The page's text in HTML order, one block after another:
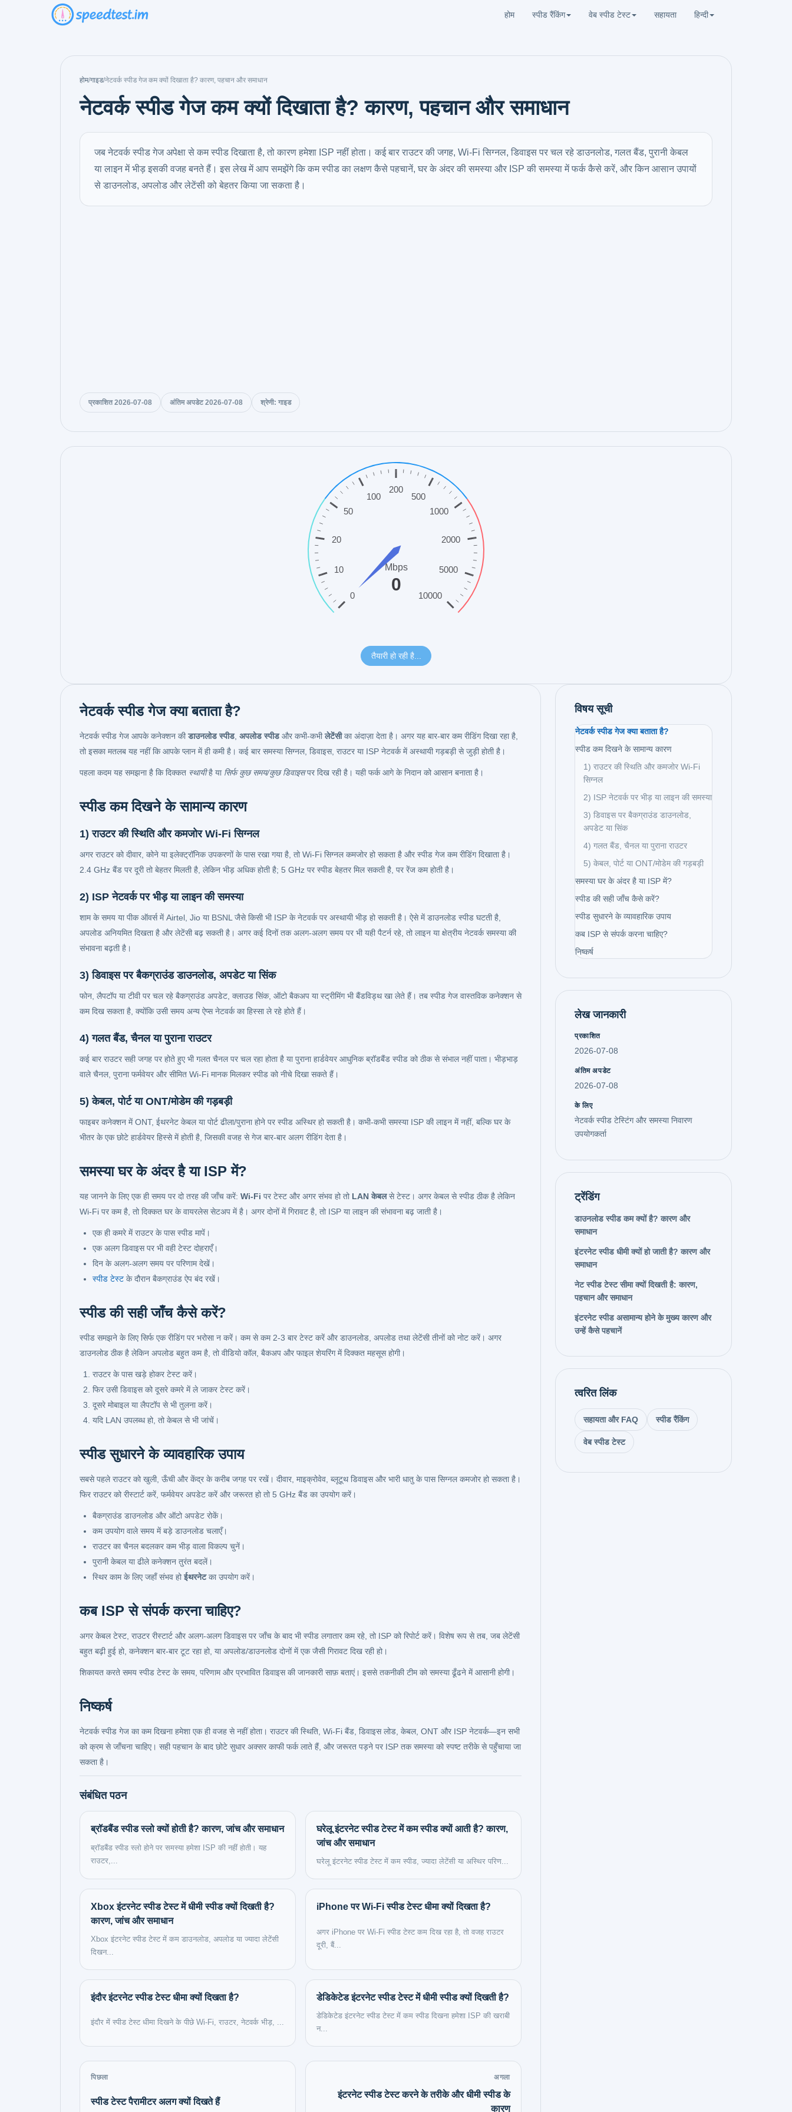
होम स्पीड रैंकिंग वेब स्पीड टेस्ट सहायता हिन्दी
होम/गाइड/नेटवर्क स्पीड गेज कम क्यों दिखाता है? कारण, पहचान और समाधान
नेटवर्क स्पीड गेज कम क्यों दिखाता है? कारण, पहचान और समाधान
जब नेटवर्क स्पीड गेज अपेक्षा से कम स्पीड दिखाता है, तो कारण हमेशा ISP नहीं होता। कई बार राउटर की जगह, Wi‑Fi सिग्नल, डिवाइस पर चल रहे डाउनलोड, गलत बैंड, पुरानी केबल
या लाइन में भीड़ इसकी वजह बनते हैं। इस लेख में आप समझेंगे कि कम स्पीड का लक्षण कैसे पहचानें, घर के अंदर की समस्या और ISP की समस्या में फर्क कैसे करें, और किन आसान उपायों
से डाउनलोड, अपलोड और लेटेंसी को बेहतर किया जा सकता है।
प्रकाशित 2026-07-08 अंतिम अपडेट 2026-07-08 श्रेणी: गाइड
नेटवर्क स्पीड गेज क्या बताता है?
नेटवर्क स्पीड गेज आपके कनेक्शन कीडाउनलोड स्पीड, अपलोड स्पीडऔर कभी-कभीलेटेंसीका अंदाज़ा देता है। अगर यह बार-बार कम रीडिंग दिखा रहा है,
तो इसका मतलब यह नहीं कि आपके प्लान में ही कमी है। कई बार समस्या सिग्नल, डिवाइस, राउटर या ISP नेटवर्क में अस्थायी गड़बड़ी से जुड़ी होती है।
पहला कदम यह समझना है कि दिक्कत स्थायीहै या सिर्फ कुछ समय/कुछ डिवाइसपर दिख रही है। यही फर्क आगे के निदान को आसान बनाता है।
स्पीड कम दिखने के सामान्य कारण
1) राउटर की स्थिति और कमजोर Wi‑Fi सिग्नल
अगर राउटर को दीवार, कोने या इलेक्ट्रॉनिक उपकरणों के पास रखा गया है, तो Wi‑Fi सिग्नल कमजोर हो सकता है और स्पीड गेज कम रीडिंग दिखाता है।
2.4 GHz बैंड पर दूरी तो बेहतर मिलती है, लेकिन भीड़ अधिक होती है; 5 GHz पर स्पीड बेहतर मिल सकती है, पर रेंज कम होती है।
2) ISP नेटवर्क पर भीड़ या लाइन की समस्या
शाम के समय या पीक ऑवर्स में Airtel, Jio या BSNL जैसे किसी भी ISP के नेटवर्क पर अस्थायी भीड़ हो सकती है। ऐसे में डाउनलोड स्पीड घटती है,
अपलोड अनियमित दिखता है और लेटेंसी बढ़ सकती है। अगर कई दिनों तक अलग-अलग समय पर भी यही पैटर्न रहे, तो लाइन या क्षेत्रीय नेटवर्क समस्या की
संभावना बढ़ती है।
3) डिवाइस पर बैकग्राउंड डाउनलोड, अपडेट या सिंक
फोन, लैपटॉप या टीवी पर चल रहे बैकग्राउंड अपडेट, क्लाउड सिंक, ऑटो बैकअप या स्ट्रीमिंग भी बैंडविड्थ खा लेते हैं। तब स्पीड गेज वास्तविक कनेक्शन से
कम दिख सकता है, क्योंकि उसी समय अन्य ऐप्स नेटवर्क का हिस्सा ले रहे होते हैं।
4) गलत बैंड, चैनल या पुराना राउटर
कई बार राउटर सही जगह पर होते हुए भी गलत चैनल पर चल रहा होता है या पुराना हार्डवेयर आधुनिक ब्रॉडबैंड स्पीड को ठीक से संभाल नहीं पाता। भीड़भाड़
वाले चैनल, पुराना फर्मवेयर और सीमित Wi‑Fi मानक मिलकर स्पीड को नीचे दिखा सकते हैं।
5) केबल, पोर्ट या ONT/मोडेम की गड़बड़ी
फाइबर कनेक्शन में ONT, ईथरनेट केबल या पोर्ट ढीला/पुराना होने पर स्पीड अस्थिर हो सकती है। कभी-कभी समस्या ISP की लाइन में नहीं, बल्कि घर के
भीतर के एक छोटे हार्डवेयर हिस्से में होती है, जिसकी वजह से गेज बार-बार अलग रीडिंग देता है।
समस्या घर के अंदर है या ISP में?
यह जानने के लिए एक ही समय पर दो तरह की जाँच करें: Wi‑Fi पर टेस्ट और अगर संभव हो तो LAN केबलसे टेस्ट। अगर केबल से स्पीड ठीक है लेकिन
Wi‑Fi पर कम है, तो दिक्कत घर के वायरलेस सेटअप में है। अगर दोनों में गिरावट है, तो ISP या लाइन की संभावना बढ़ जाती है।
एक ही कमरे में राउटर के पास स्पीड मापें।
एक अलग डिवाइस पर भी वही टेस्ट दोहराएँ।
दिन के अलग-अलग समय पर परिणाम देखें।
स्पीड टेस्ट के दौरान बैकग्राउंड ऐप बंद रखें।
स्पीड की सही जाँच कैसे करें?
स्पीड समझने के लिए सिर्फ एक रीडिंग पर भरोसा न करें। कम से कम 2-3 बार टेस्ट करें और डाउनलोड, अपलोड तथा लेटेंसी तीनों को नोट करें। अगर
डाउनलोड ठीक है लेकिन अपलोड बहुत कम है, तो वीडियो कॉल, बैकअप और फाइल शेयरिंग में दिक्कत महसूस होगी।
राउटर के पास खड़े होकर टेस्ट करें।
फिर उसी डिवाइस को दूसरे कमरे में ले जाकर टेस्ट करें।
दूसरे मोबाइल या लैपटॉप से भी तुलना करें।
यदि LAN उपलब्ध हो, तो केबल से भी जांचें।
स्पीड सुधारने के व्यावहारिक उपाय
सबसे पहले राउटर को खुली, ऊँची और केंद्र के करीब जगह पर रखें। दीवार, माइक्रोवेव, ब्लूटूथ डिवाइस और भारी धातु के पास सिग्नल कमजोर हो सकता है।
फिर राउटर को रीस्टार्ट करें, फर्मवेयर अपडेट करें और जरूरत हो तो 5 GHz बैंड का उपयोग करें।
बैकग्राउंड डाउनलोड और ऑटो अपडेट रोकें।
कम उपयोग वाले समय में बड़े डाउनलोड चलाएँ।
राउटर का चैनल बदलकर कम भीड़ वाला विकल्प चुनें।
पुरानी केबल या ढीले कनेक्शन तुरंत बदलें।
स्थिर काम के लिए जहाँ संभव होईथरनेटका उपयोग करें।
कब ISP से संपर्क करना चाहिए?
अगर केबल टेस्ट, राउटर रीस्टार्ट और अलग-अलग डिवाइस पर जाँच के बाद भी स्पीड लगातार कम रहे, तो ISP को रिपोर्ट करें। विशेष रूप से तब, जब लेटेंसी
बहुत बढ़ी हुई हो, कनेक्शन बार-बार टूट रहा हो, या अपलोड/डाउनलोड दोनों में एक जैसी गिरावट दिख रही हो।
शिकायत करते समय स्पीड टेस्ट के समय, परिणाम और प्रभावित डिवाइस की जानकारी साफ़ बताएं। इससे तकनीकी टीम को समस्या ढूँढने में आसानी होगी।
निष्कर्ष
नेटवर्क स्पीड गेज का कम दिखना हमेशा एक ही वजह से नहीं होता। राउटर की स्थिति, Wi‑Fi बैंड, डिवाइस लोड, केबल, ONT और ISP नेटवर्क—इन सभी
को क्रम से जाँचना चाहिए। सही पहचान के बाद छोटे सुधार अक्सर काफी फर्क लाते हैं, और जरूरत पड़ने पर ISP तक समस्या को स्पष्ट तरीके से पहुँचाया जा
सकता है।
संबंधित पठन
ब्रॉडबैंड स्पीड स्लो क्यों होती है? कारण, जांच और समाधान
ब्रॉडबैंड स्पीड स्लो होने पर समस्या हमेशा ISP की नहीं होती। यह
राउटर,...
घरेलू इंटरनेट स्पीड टेस्ट में कम स्पीड क्यों आती है? कारण,
जांच और समाधान
घरेलू इंटरनेट स्पीड टेस्ट में कम स्पीड, ज्यादा लेटेंसी या अस्थिर परिण...
Xbox इंटरनेट स्पीड टेस्ट में धीमी स्पीड क्यों दिखती है?
कारण, जांच और समाधान
Xbox इंटरनेट स्पीड टेस्ट में कम डाउनलोड, अपलोड या ज्यादा लेटेंसी
दिखन...
iPhone पर Wi‑Fi स्पीड टेस्ट धीमा क्यों दिखता है?
अगर iPhone पर Wi‑Fi स्पीड टेस्ट कम दिख रहा है, तो वजह राउटर
दूरी, बैं...
इंदौर इंटरनेट स्पीड टेस्ट धीमा क्यों दिखता है?
इंदौर में स्पीड टेस्ट धीमा दिखने के पीछे Wi-Fi, राउटर, नेटवर्क भीड़, ...
डेडिकेटेड इंटरनेट स्पीड टेस्ट में धीमी स्पीड क्यों दिखती है?
डेडिकेटेड इंटरनेट स्पीड टेस्ट में कम स्पीड दिखना हमेशा ISP की खराबी
न...
पिछला
स्पीड टेस्ट पैरामीटर अलग क्यों दिखते हैं
अगला
इंटरनेट स्पीड टेस्ट करने के तरीके और धीमी स्पीड के
कारण
विषय सूची
नेटवर्क स्पीड गेज क्या बताता है?
स्पीड कम दिखने के सामान्य कारण
1) राउटर की स्थिति और कमजोर Wi‑Fi
सिग्नल
2) ISP नेटवर्क पर भीड़ या लाइन की समस्या
3) डिवाइस पर बैकग्राउंड डाउनलोड,
अपडेट या सिंक
4) गलत बैंड, चैनल या पुराना राउटर
5) केबल, पोर्ट या ONT/मोडेम की गड़बड़ी
समस्या घर के अंदर है या ISP में?
स्पीड की सही जाँच कैसे करें?
स्पीड सुधारने के व्यावहारिक उपाय
कब ISP से संपर्क करना चाहिए?
निष्कर्ष
लेख जानकारी
प्रकाशित
2026-07-08
अंतिम अपडेट
2026-07-08
के लिए
नेटवर्क स्पीड टेस्टिंग और समस्या निवारण
उपयोगकर्ता
ट्रेंडिंग
डाउनलोड स्पीड कम क्यों है? कारण और
समाधान
इंटरनेट स्पीड धीमी क्यों हो जाती है? कारण और
समाधान
नेट स्पीड टेस्ट सीमा क्यों दिखती है: कारण,
पहचान और समाधान
इंटरनेट स्पीड असामान्य होने के मुख्य कारण और
उन्हें कैसे पहचानें
त्वरित लिंक
सहायता और FAQ स्पीड रैंकिंग
वेब स्पीड टेस्ट